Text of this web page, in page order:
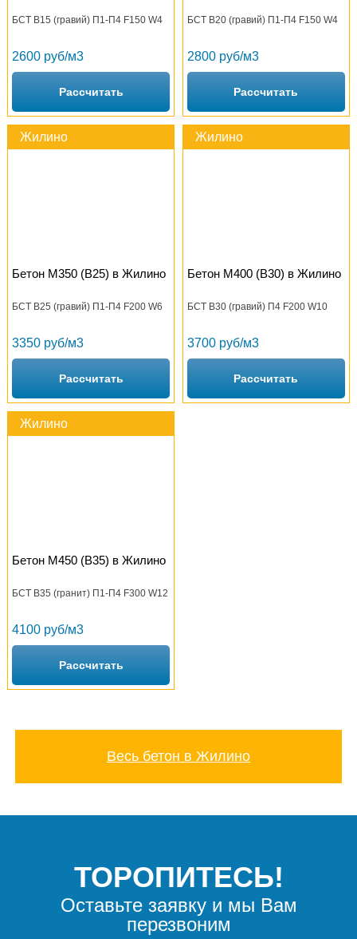
БСТ В15 (гравий) П1-П4 F150 W4
2600 руб/м3
Рассчитать
БСТ В20 (гравий) П1-П4 F150 W4
2800 руб/м3
Рассчитать
Жилино
Бетон М350 (B25) в Жилино
БСТ В25 (гравий) П1-П4 F200 W6
3350 руб/м3
Рассчитать
Жилино
Бетон М400 (B30) в Жилино
БСТ В30 (гравий) П4 F200 W10
3700 руб/м3
Рассчитать
Жилино
Бетон М450 (B35) в Жилино
БСТ В35 (гранит) П1-П4 F300 W12
4100 руб/м3
Рассчитать
Весь бетон в Жилино
ТОРОПИТЕСЬ!
Оставьте заявку и мы Вам
перезвоним